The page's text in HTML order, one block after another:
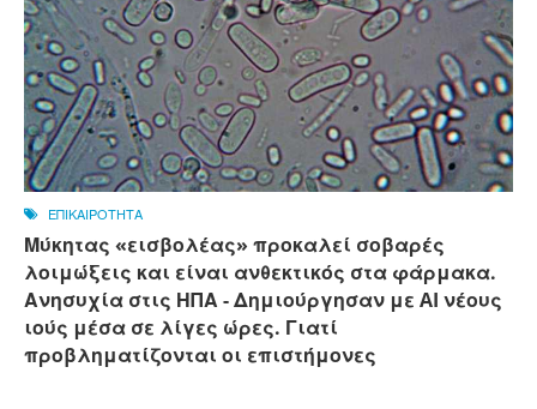
ΕΠΙΚΑΙΡΟΤΗΤΑ
Μύκητας «εισβολέας» προκαλεί σοβαρές
λοιμώξεις και είναι ανθεκτικός στα φάρμακα.
Ανησυχία στις ΗΠΑ - Δημιούργησαν με AI νέους
ιούς μέσα σε λίγες ώρες. Γιατί
προβληματίζονται οι επιστήμονες